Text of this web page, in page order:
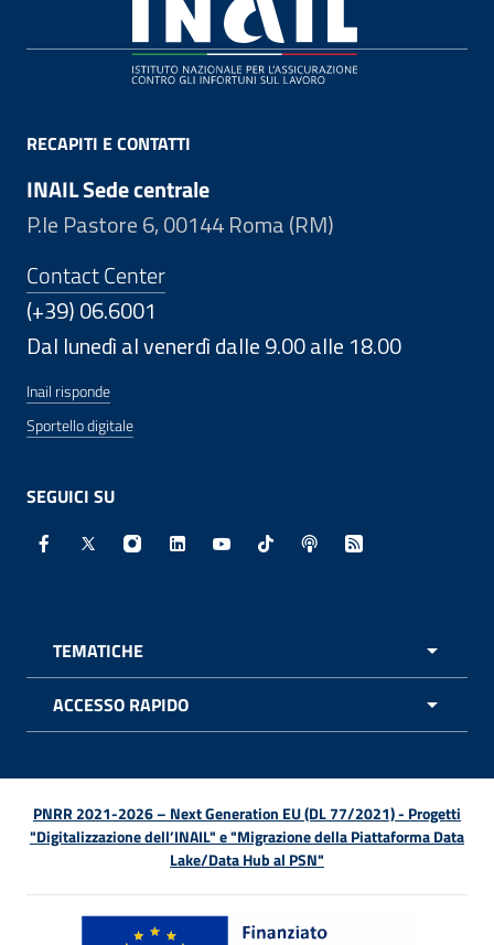
RECAPITI E CONTATTI
INAIL Sede centrale
P.le Pastore 6, 00144 Roma (RM)
Contact Center
(+39) 06.6001
Dal lunedì al venerdì dalle 9.00 alle 18.00
Inail risponde
Sportello digitale
SEGUICI SU
Facebook - Sito esterno - Apertura in nuova finestra
X - Sito esterno - Apertura in nuova finestra
Instagram - Sito esterno - Apertura in
Linkedin - Sito esterno - Apertura in
Youtube - Sito esterno -
TikTok - Sito esterno -
Spreaker - Sito
Feed RSS -
TEMATICHE
ACCESSO RAPIDO
PNRR 2021-2026 – Next Generation EU (DL 77/2021) - Progetti
"Digitalizzazione dell’INAIL" e "Migrazione della Piattaforma Data
Lake/Data Hub al PSN"